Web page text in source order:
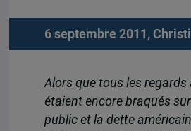
6 septembre 2011,
Alors que tous les
étaient encore braqués
public et la dette